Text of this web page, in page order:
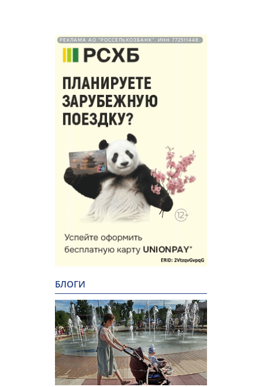
РЕКЛАМА АО "РОССЕЛЬХОЗБАНК". ИНН 772511448.
БЛОГИ